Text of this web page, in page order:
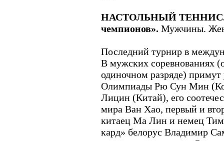
НАСТОЛЬНЫЙ ТЕННИС.
чемпионов». Мужчины.
Последний турнир в
В мужских соревнованиях
одиночном разряде)
Олимпиады Рю Сун Мин
Лицин (Китай), его
мира Ван Хао, первый и
китаец Ма Лин и немец
кард» белорус Владимир